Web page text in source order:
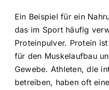
Ein Beispiel für ein
das im Sport häufig
Proteinpulver. Protein
für den Muskelaufbau
Gewebe. Athleten, die
betreiben, haben oft